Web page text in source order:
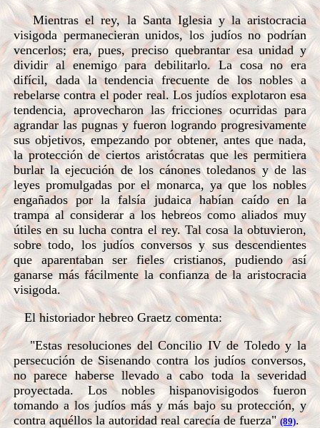
Mientras el rey, la Santa Iglesia y la aristocracia
visigoda permanecieran unidos, los judíos no podrían
vencerlos; era, pues, preciso quebrantar esa unidad y
dividir al enemigo para debilitarlo. La cosa no era
difícil, dada la tendencia frecuente de los nobles a
rebelarse contra el poder real. Los judíos explotaron esa
tendencia, aprovecharon las fricciones ocurridas para
agrandar las pugnas y fueron logrando progresivamente
sus objetivos, empezando por obtener, antes que nada,
la protección de ciertos aristócratas que les permitiera
burlar la ejecución de los cánones toledanos y de las
leyes promulgadas por el monarca, ya que los nobles
engañados por la falsía judaica habían caído en la
trampa al considerar a los hebreos como aliados muy
útiles en su lucha contra el rey. Tal cosa la obtuvieron,
sobre todo, los judíos conversos y sus descendientes
que aparentaban ser fieles cristianos, pudiendo así
ganarse más fácilmente la confianza de la aristocracia
visigoda.
El historiador hebreo Graetz comenta:
"Estas resoluciones del Concilio IV de Toledo y la
persecución de Sisenando contra los judíos conversos,
no parece haberse llevado a cabo toda la severidad
proyectada. Los nobles hispanovisigodos fueron
tomando a los judíos más y más bajo su protección, y
contra aquéllos la autoridad real carecía de fuerza"(89).